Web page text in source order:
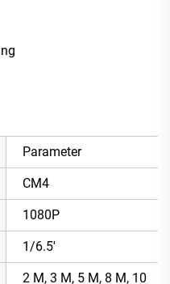
Parameter
CM4
1080P
1/6.5'
2 M, 3 M, 5 M, 8 M, 10